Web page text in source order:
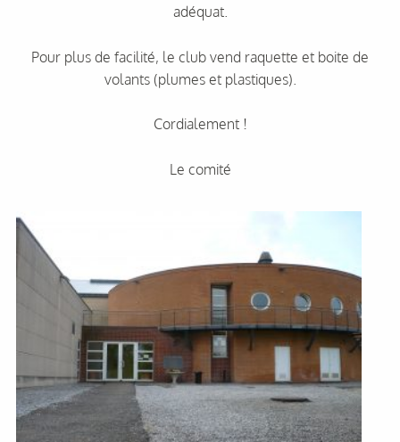
adéquat.
Pour plus de facilité, le club vend raquette et boite de
volants (plumes et plastiques).
Cordialement !
Le comité